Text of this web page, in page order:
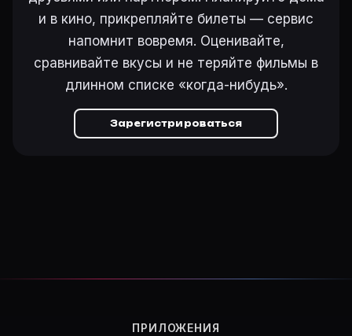
и в кино, прикрепляйте билеты — сервис
напомнит вовремя. Оценивайте,
сравнивайте вкусы и не теряйте фильмы в
длинном списке «когда-нибудь».
Зарегистрироваться
ПРИЛОЖЕНИЯ